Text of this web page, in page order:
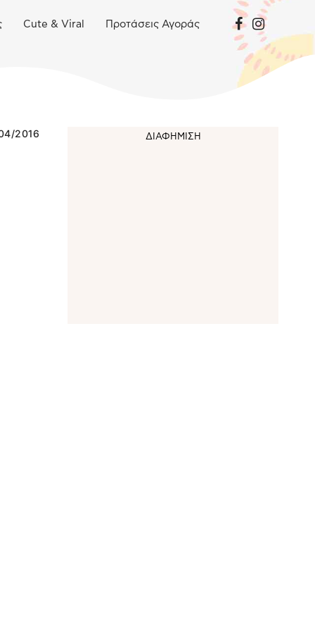
Cute & Viral Προτάσεις Αγοράς
2016